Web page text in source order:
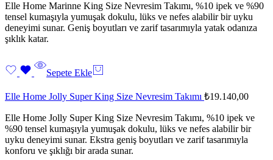
Elle Home Marinne King Size Nevresim Takımı, %10 ipek ve %90
tensel kumaşıyla yumuşak dokulu, lüks ve nefes alabilir bir uyku
deneyimi sunar. Geniş boyutları ve zarif tasarımıyla yatak odanıza
şıklık katar.
Sepete Ekle
Elle Home Jolly Super King Size Nevresim Takımı ₺19.140,00
Elle Home Jolly Super King Size Nevresim Takımı, %10 ipek ve
%90 tensel kumaşıyla yumuşak dokulu, lüks ve nefes alabilir bir
uyku deneyimi sunar. Ekstra geniş boyutları ve zarif tasarımıyla
konforu ve şıklığı bir arada sunar.